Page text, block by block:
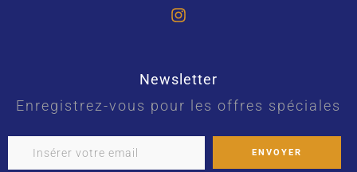
Newsletter
Enregistrez-vous pour les offres spéciales